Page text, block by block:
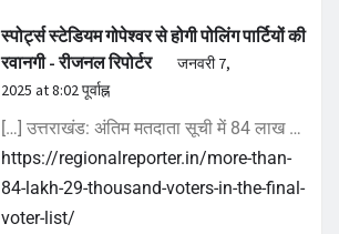
स्पोर्ट्स स्टेडियम गोपेश्वर से होगी पोलिंग पार्टियों की
रवानगी - रीजनल रिपोर्टर
जनवरी 7,
2025 at 8:02 पूर्वाह्न
[…] उत्तराखंड: अंतिम मतदाता सूची में 84 लाख …
https://regionalreporter.in/more-than-
84-lakh-29-thousand-voters-in-the-final-
voter-list/